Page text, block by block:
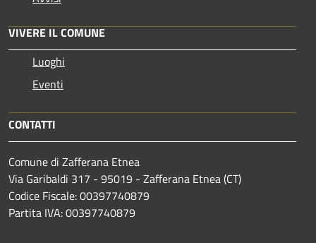
VIVERE IL COMUNE
Luoghi
Eventi
CONTATTI
Comune di Zafferana Etnea
Via Garibaldi 317 - 95019 - Zafferana Etnea (CT)
Codice Fiscale: 00397740879
Partita IVA: 00397740879